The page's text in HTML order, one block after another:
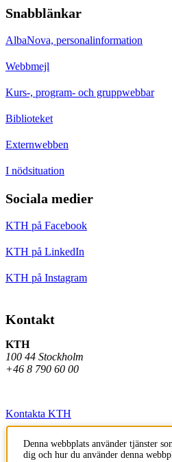
Snabblänkar
AlbaNova, personalinformation
Webbmejl
Kurs-, program- och gruppwebbar
Biblioteket
Externwebben
I nödsituation
Sociala medier
KTH på Facebook
KTH på LinkedIn
KTH på Instagram
Kontakt
KTH
100 44 Stockholm
+46 8 790 60 00
Kontakta KTH
Jobba på KTH
Denna webbplats använder tjänster
dig och hur du använder denna